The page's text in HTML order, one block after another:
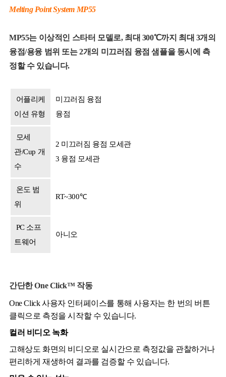
Melting Point System MP55
MP55는 이상적인 스타터 모델로, 최대 300℃까지 최대 3개의
융점/용융 범위 또는 2개의 미끄러짐 융점 샘플을 동시에 측
정할 수 있습니다.
어플리케
이션 유형
미끄러짐 융점
융점
모세
관/Cup 개
수
2 미끄러짐 융점 모세관
3 융점 모세관
온도 범
위
RT~300℃
PC 소프
트웨어
아니오
간단한 One Click™ 작동
One Click 사용자 인터페이스를 통해 사용자는 한 번의 버튼
클릭으로 측정을 시작할 수 있습니다.
컬러 비디오 녹화
고해상도 화면의 비디오로 실시간으로 측정값을 관찰하거나
편리하게 재생하여 결과를 검증할 수 있습니다.